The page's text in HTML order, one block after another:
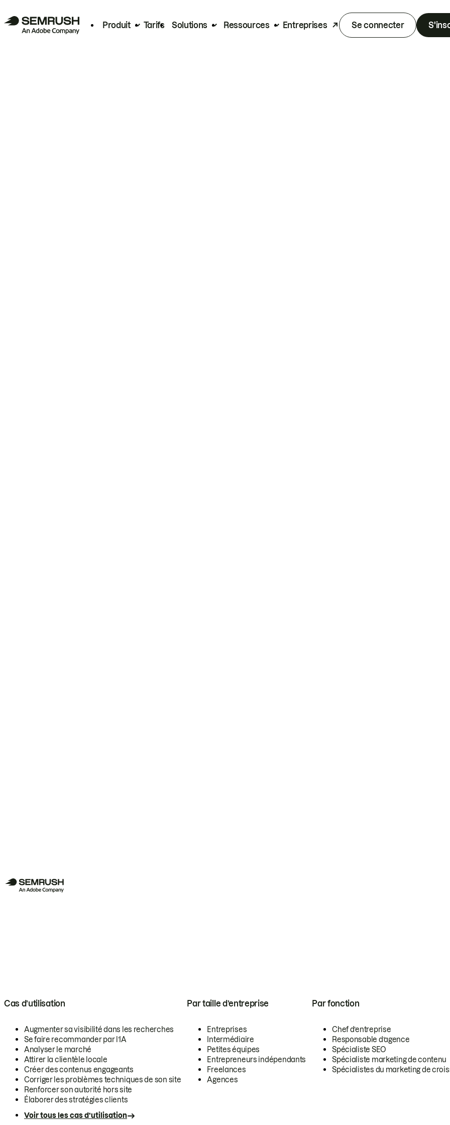
Produit Tarifs Solutions Ressources Entreprises Se connecter
Cas d’utilisation
Augmenter sa visibilité dans les recherches
Se faire recommander par l’IA
Analyser le marché
Attirer la clientèle locale
Créer des contenus engageants
Corriger les problèmes techniques de son site
Renforcer son autorité hors site
Élaborer des stratégies clients
Voir tous les cas d’utilisation
Par taille d’entreprise
Entreprises
Intermédiaire
Petites équipes
Entrepreneurs indépendants
Freelances
Agences
Par fonction
Chef d’entreprise
Responsable d’agence
Spécialiste SEO
Spécialiste marketing de contenu
Spécialistes du marketing de